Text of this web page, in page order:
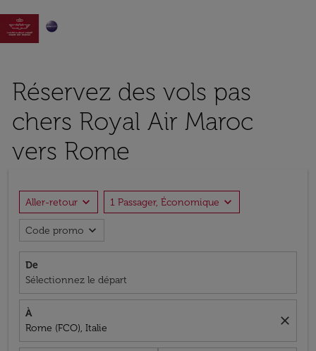

Réservez des vols pas
chers Royal Air Maroc
vers Rome
Aller-retour expand_more 1 Passager, Économique expand_more
Code promo expand_more
De
Sélectionnez le départ
À
Rome (FCO), Italie
close